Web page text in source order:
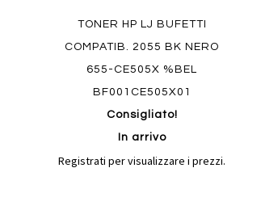
TONER HP LJ BUFETTI
COMPATIB. 2055 BK NERO
655-CE505X %BEL
BF001CE505X01
Consigliato!
In arrivo
Registrati per visualizzare i prezzi.